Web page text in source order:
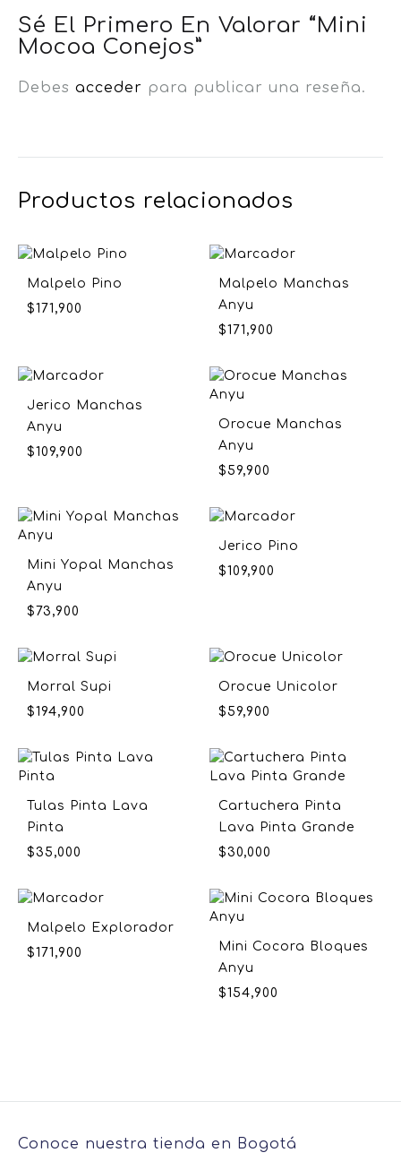
Sé El Primero En Valorar “Mini
Mocoa Conejos”
Debes acceder para publicar una reseña.
Productos relacionados
Malpelo Pino
$171,900
Malpelo Manchas
Anyu
$171,900
Jerico Manchas
Anyu
$109,900
Orocue Manchas
Anyu
$59,900
Mini Yopal Manchas
Anyu
$ 73,900
Jerico Pino
$109,900
Morral Supi
$194,900
Orocue Unicolor
$59,900
Tulas Pinta Lava
Pinta
$35,000
Cartuchera Pinta
Lava Pinta Grande
$30,000
Malpelo Explorador
$171,900
Mini Cocora Bloques
Anyu
$154,900
Conoce nuestra tienda en Bogotá